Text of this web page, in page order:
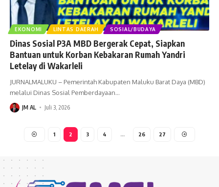
EKONOMI LINTAS DAERAH SOSIAL/BUDAYA
Dinas Sosial P3A MBD Bergerak Cepat, Siapkan
Bantuan untuk Korban Kebakaran Rumah Yandri
Letelay di Wakarleli
JURNALMALUKU – Pemerintah Kabupaten Maluku Barat Daya (MBD)
melalui Dinas Sosial Pemberdayaan…
JM AL Juli 3, 2026
1 2 3 4 … 26 27